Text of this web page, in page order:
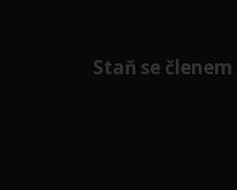
Staň se členem